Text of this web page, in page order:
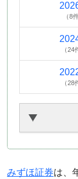
（8
（24
（28
みずほ証券は、